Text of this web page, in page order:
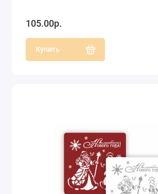
105.00р.
Купить